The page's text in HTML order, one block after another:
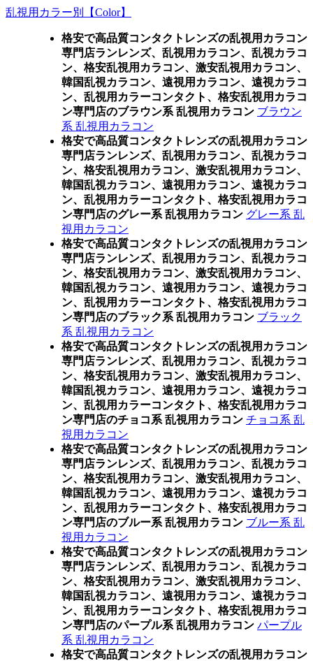
乱視用カラー別【Color】
格安で高品質コンタクトレンズの乱視用カラコン
専門店ランレンズ、乱視用カラコン、乱視カラコ
ン、格安乱視用カラコン、激安乱視用カラコン、
韓国乱視カラコン、遠視用カラコン、遠視カラコ
ン、乱視用カラーコンタクト、格安乱視用カラコ
ン専門店のブラウン系 乱視用カラコン ブラウン
系 乱視用カラコン
格安で高品質コンタクトレンズの乱視用カラコン
専門店ランレンズ、乱視用カラコン、乱視カラコ
ン、格安乱視用カラコン、激安乱視用カラコン、
韓国乱視カラコン、遠視用カラコン、遠視カラコ
ン、乱視用カラーコンタクト、格安乱視用カラコ
ン専門店のグレー系 乱視用カラコン グレー系 乱
視用カラコン
格安で高品質コンタクトレンズの乱視用カラコン
専門店ランレンズ、乱視用カラコン、乱視カラコ
ン、格安乱視用カラコン、激安乱視用カラコン、
韓国乱視カラコン、遠視用カラコン、遠視カラコ
ン、乱視用カラーコンタクト、格安乱視用カラコ
ン専門店のブラック系 乱視用カラコン ブラック
系 乱視用カラコン
格安で高品質コンタクトレンズの乱視用カラコン
専門店ランレンズ、乱視用カラコン、乱視カラコ
ン、格安乱視用カラコン、激安乱視用カラコン、
韓国乱視カラコン、遠視用カラコン、遠視カラコ
ン、乱視用カラーコンタクト、格安乱視用カラコ
ン専門店のチョコ系 乱視用カラコン チョコ系 乱
視用カラコン
格安で高品質コンタクトレンズの乱視用カラコン
専門店ランレンズ、乱視用カラコン、乱視カラコ
ン、格安乱視用カラコン、激安乱視用カラコン、
韓国乱視カラコン、遠視用カラコン、遠視カラコ
ン、乱視用カラーコンタクト、格安乱視用カラコ
ン専門店のブルー系 乱視用カラコン ブルー系 乱
視用カラコン
格安で高品質コンタクトレンズの乱視用カラコン
専門店ランレンズ、乱視用カラコン、乱視カラコ
ン、格安乱視用カラコン、激安乱視用カラコン、
韓国乱視カラコン、遠視用カラコン、遠視カラコ
ン、乱視用カラーコンタクト、格安乱視用カラコ
ン専門店のパープル系 乱視用カラコン パープル
系 乱視用カラコン
格安で高品質コンタクトレンズの乱視用カラコン